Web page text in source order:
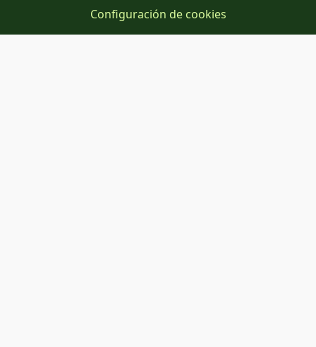
Configuración de cookies